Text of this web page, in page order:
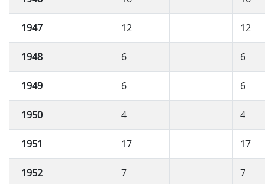
1947 12 12
1948 6 6
1949 6 6
1950 4 4
1951 17 17
1952 7 7